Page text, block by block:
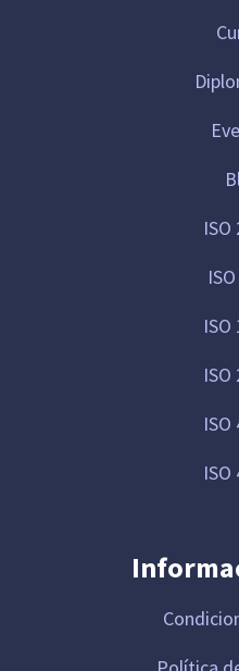
ISO
ISO
ISO
ISO
ISO